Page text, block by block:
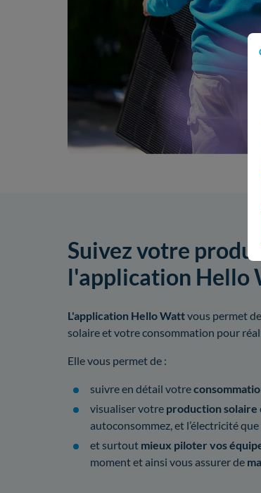
Suivez votre
l'application Hello
L'application Hello Wattvous permet
solaire et votre consommation pour
Elle vous permet de :
suivre en détail votre
visualiser votre production solaire
autoconsommez, et l’électricité
et surtout mieux piloter vos
moment et ainsi vous assurer de